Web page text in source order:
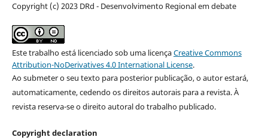
Copyright (c) 2023 DRd - Desenvolvimento Regional em debate
Este trabalho está licenciado sob uma licençaCreative Commons
Attribution-NoDerivatives 4.0 International License.
Ao submeter o seu texto para posterior publicação, o autor estará,
automaticamente, cedendo os direitos autorais para a revista. À
revista reserva-se o direito autoral do trabalho publicado.
Copyright declaration